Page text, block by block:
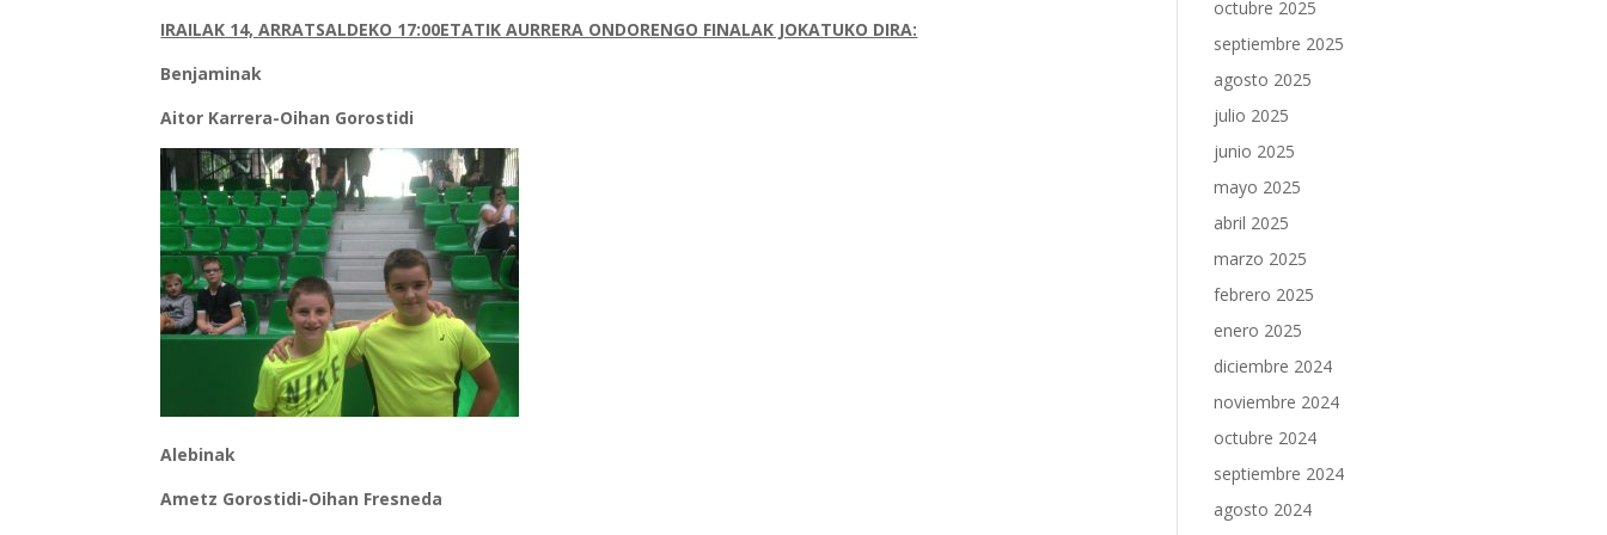
IRAILAK 14, ARRATSALDEKO 17:00ETATIK AURRERA ONDORENGO FINALAK JOKATUKO DIRA:
Benjaminak
Aitor Karrera-Oihan Gorostidi
Alebinak
Ametz Gorostidi-Oihan Fresneda
octubre 2025
septiembre 2025
agosto 2025
julio 2025
junio 2025
mayo 2025
abril 2025
marzo 2025
febrero 2025
enero 2025
diciembre 2024
noviembre 2024
octubre 2024
septiembre 2024
agosto 2024